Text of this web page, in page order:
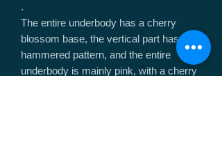
.
The entire underbody has a cherry
blossom base, the vertical part has a
hammered pattern, and the entire
underbody is mainly pink, with a cherry